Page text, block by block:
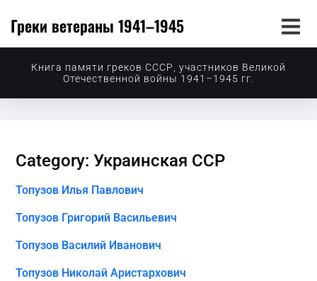
Греки ветераны 1941–1945
Книга памяти греков СССР, участников Великой
Отечественной войны 1941–1945 гг.
Category: Украинская ССР
Топузов Илья Павлович
Топузов Григорий Васильевич
Топузов Василий Иванович
Топузов Николай Аристархович